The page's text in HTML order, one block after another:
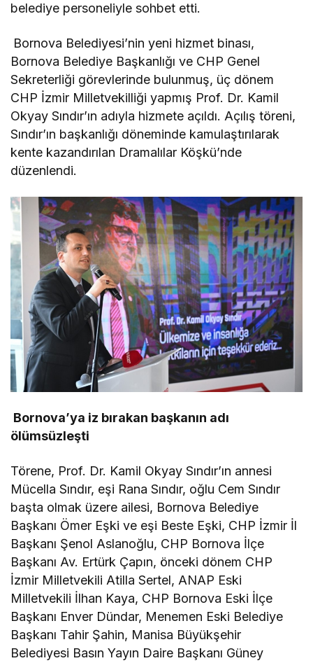
belediye personeliyle sohbet etti.
Bornova Belediyesi’nin yeni hizmet binası,
Bornova Belediye Başkanlığı ve CHP Genel
Sekreterliği görevlerinde bulunmuş, üç dönem
CHP İzmir Milletvekilliği yapmış Prof. Dr. Kamil
Okyay Sındır’ın adıyla hizmete açıldı. Açılış töreni,
Sındır’ın başkanlığı döneminde kamulaştırılarak
kente kazandırılan Dramalılar Köşkü’nde
düzenlendi.
Bornova’ya iz bırakan başkanın adı
ölümsüzleşti
Törene, Prof. Dr. Kamil Okyay Sındır’ın annesi
Mücella Sındır, eşi Rana Sındır, oğlu Cem Sındır
başta olmak üzere ailesi, Bornova Belediye
Başkanı Ömer Eşki ve eşi Beste Eşki, CHP İzmir İl
Başkanı Şenol Aslanoğlu, CHP Bornova İlçe
Başkanı Av. Ertürk Çapın, önceki dönem CHP
İzmir Milletvekili Atilla Sertel, ANAP Eski
Milletvekili İlhan Kaya, CHP Bornova Eski İlçe
Başkanı Enver Dündar, Menemen Eski Belediye
Başkanı Tahir Şahin, Manisa Büyükşehir
Belediyesi Basın Yayın Daire Başkanı Güney